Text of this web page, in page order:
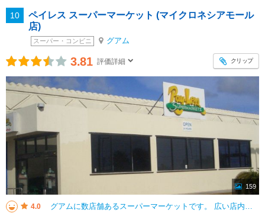
10
ペイレス スーパーマーケット (マイクロネシアモール
店)
スーパー・コンビニ グアム
3.81 評価詳細 クリップ
159
4.0